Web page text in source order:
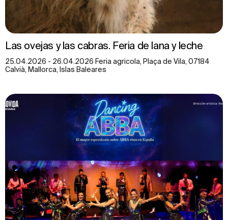
Las ovejas y las cabras. Feria de lana y leche
25.04.2026 - 26.04.2026 Feria agricola, Plaça de Vila, 07184
Calvià, Mallorca, Islas Baleares